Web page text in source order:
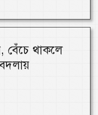
বেঁচে থাকলে